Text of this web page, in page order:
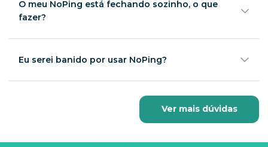
O meu NoPing está fechando sozinho, o que
fazer?
Framework e Visual C++ Redistributable Package.
Antivirus/Windows está liberando acesso para o
programa realizar conexões com a internet. Em caso
de dúvida, desabilite o Firewall temporariamente.
Eu serei banido por usar NoPing?
não realiza nenhuma modificação ou injeções nos
Ver mais dúvidas